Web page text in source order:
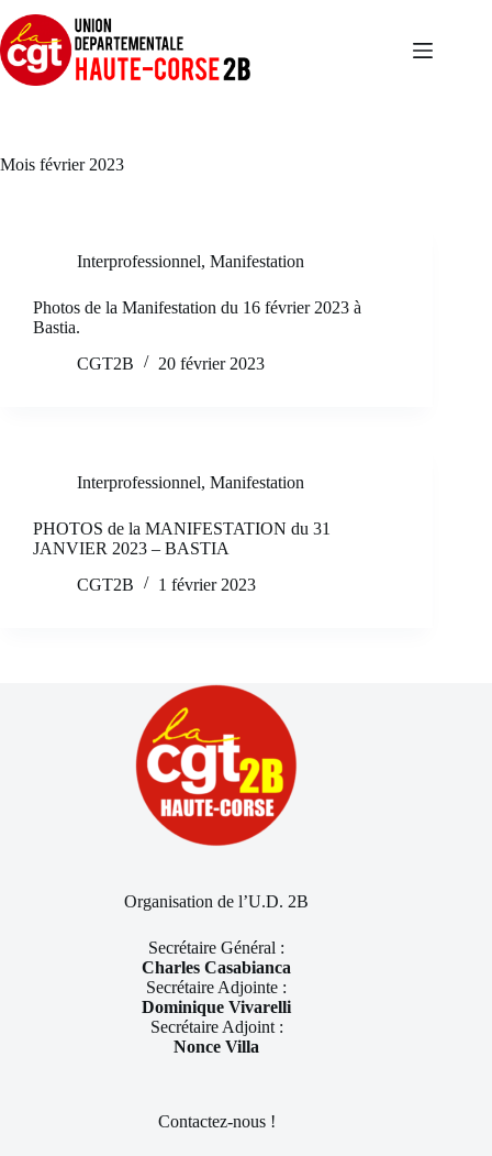
au
contenu
Mois février 2023
Interprofessionnel, Manifestation
Photos de la Manifestation du 16 février 2023 à
Bastia.
CGT2B
20 février 2023
Interprofessionnel, Manifestation
PHOTOS de la MANIFESTATION du 31
JANVIER 2023 – BASTIA
CGT2B
1 février 2023
Organisation de l’U.D. 2B
Secrétaire Général :
Charles Casabianca
Secrétaire Adjointe :
Dominique Vivarelli
Secrétaire Adjoint :
Nonce Villa
Contactez-nous !